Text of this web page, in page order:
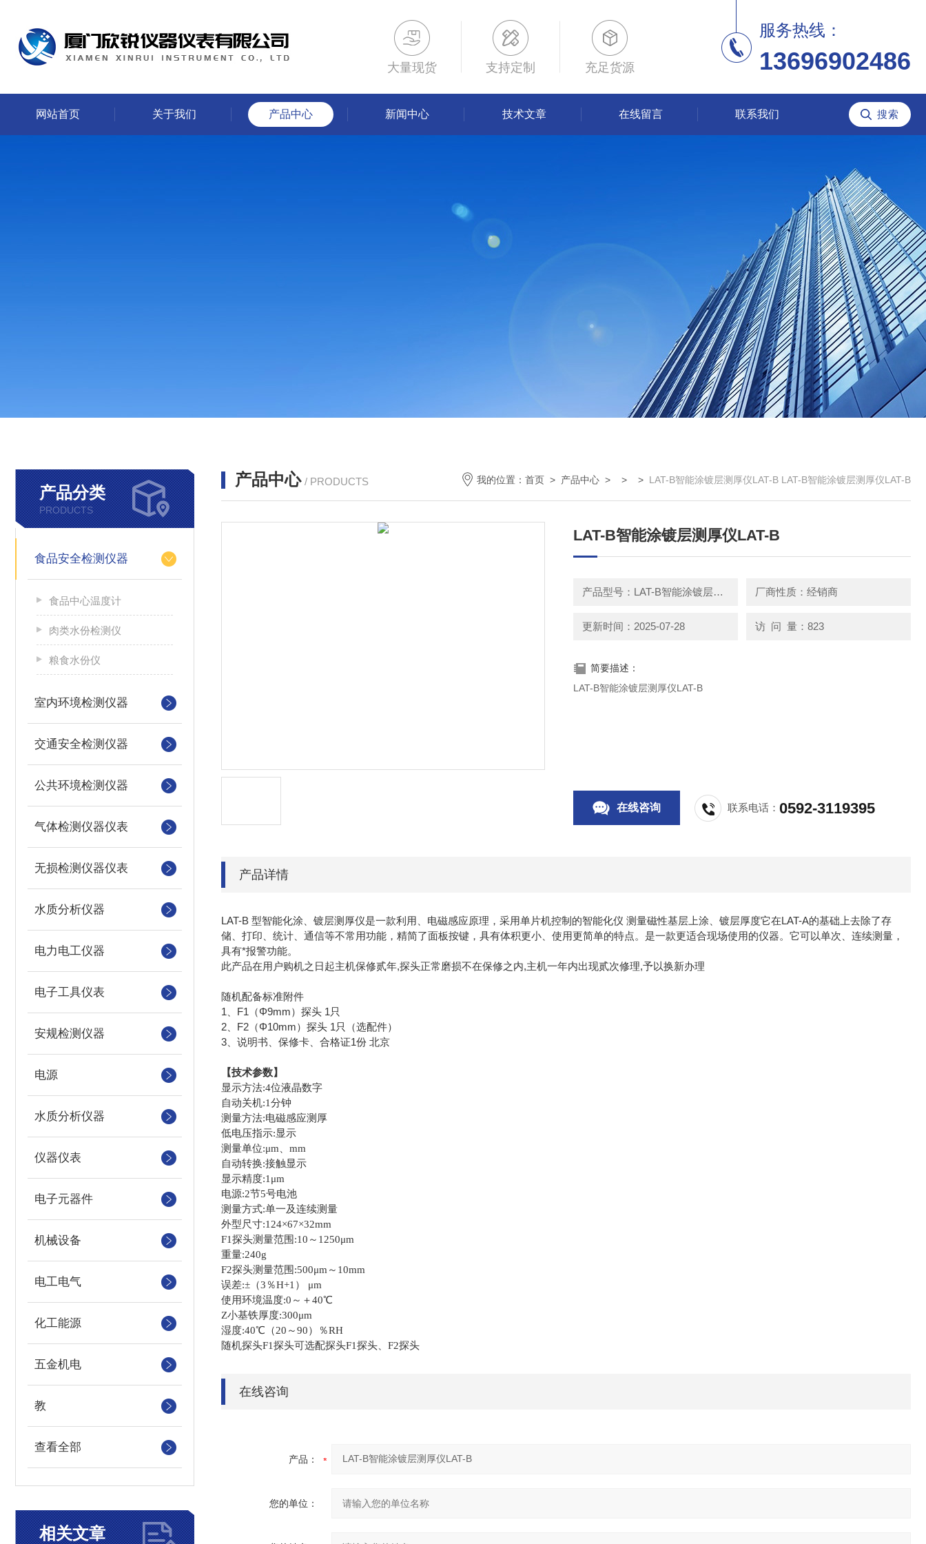
大量现货 支持定制 充足货源
服务热线：
13696902486
网站首页 关于我们 产品中心 新闻中心 技术文章 在线留言 联系我们
产品分类
PRODUCTS
食品安全检测仪器
食品中心温度计
肉类水份检测仪
粮食水份仪
室内环境检测仪器
交通安全检测仪器
公共环境检测仪器
气体检测仪器仪表
无损检测仪器仪表
水质分析仪器
电力电工仪器
电子工具仪表
安规检测仪器
电源
水质分析仪器
仪器仪表
电子元器件
机械设备
电工电气
化工能源
五金机电
教
查看全部
相关文章
产品中心 / PRODUCTS 我的位置： 首页 > 产品中心 > > > LAT-B智能涂镀层测厚仪LAT-B LAT-B智能涂镀层测厚仪LAT-B
LAT-B智能涂镀层测厚仪LAT-B
产品型号：LAT-B智能涂镀层测厚仪LAT-B 厂商性质：经销商
更新时间：2025-07-28 访 问 量：823
简要描述：
LAT-B智能涂镀层测厚仪LAT-B
在线咨询 联系电话：0592-3119395
产品详情
LAT-B 型智能化涂、镀层测厚仪是一款利用、电磁感应原理，采用单片机控制的智能化仪 测量磁性基层上涂、镀层厚度它在LAT-A的基础上去除了存
储、打印、统计、通信等不常用功能，精简了面板按键，具有体积更小、使用更简单的特点。是一款更适合现场使用的仪器。它可以单次、连续测量，
具有*报警功能。
此产品在用户购机之日起主机保修贰年,探头正常磨损不在保修之内,主机一年内出现贰次修理,予以换新办理
随机配备标准附件
1、F1（Φ9mm）探头 1只
2、F2（Φ10mm）探头 1只（选配件）
3、说明书、保修卡、合格证1份 北京
【技术参数】
显示方法:4位液晶数字
自动关机:1分钟
测量方法:电磁感应测厚
低电压指示:显示
测量单位:μm、mm
自动转换:接触显示
显示精度:1μm
电源:2节5号电池
测量方式:单一及连续测量
外型尺寸:124×67×32mm
F1探头测量范围:10～1250μm
重量:240g
F2探头测量范围:500μm～10mm
误差:±（3％H+1） μm
使用环境温度:0～＋40℃
Z小基铁厚度:300μm
湿度:40℃（20～90）％RH
随机探头F1探头可选配探头F1探头、F2探头
在线咨询
产品：
您的单位：